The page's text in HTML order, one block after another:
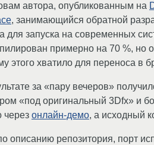
автора, опубликованным на
, занимающийся обратной
для запуска на современных
примерно на 70 %, но
этого хватило для переноса в
за «пару вечеров»
«под оригинальный 3Dfx» и
через онлайн-демо, а исходный
описанию репозитория, порт